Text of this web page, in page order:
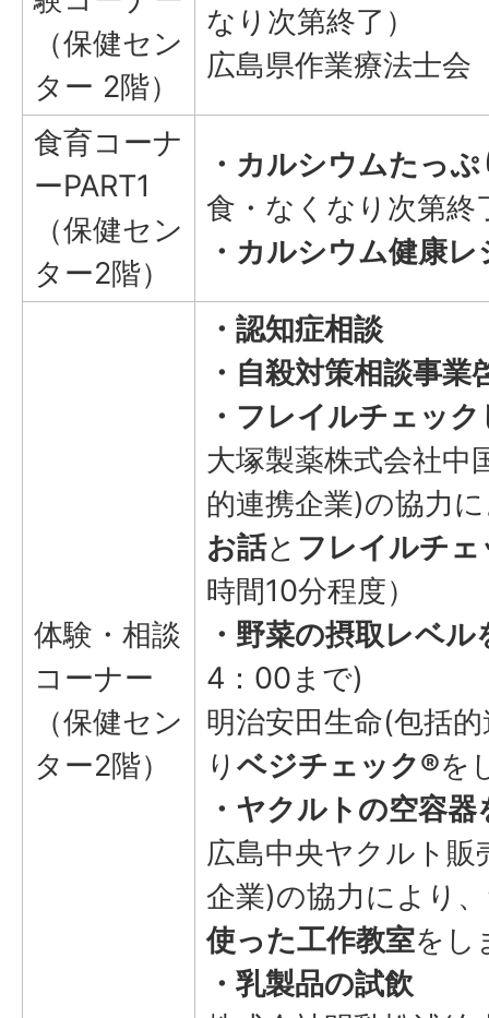
（保健セン
ター 2階）
なり次第終了）
広島県作業療法士会
食育コーナ
ーPART1
（保健セン
ター2階）
・カルシウムたっ
食・なくなり次第終
・カルシウム健康
体験・相談
コーナー
（保健セン
ター2階）
・認知症相談
・自殺対策相談事業
・フレイルチェッ
大塚製薬株式会社中
的連携企業)の協力
お話と フレイルチェ
時間10分程度）
・野菜の摂取レベ
4：00まで)
明治安田生命(包括
り ベジチェック®を
・ヤクルトの空容
広島中央ヤクルト販
企業)の協力により、
使った工作教室をし
・乳製品の試飲